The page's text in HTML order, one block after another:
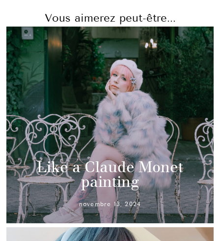
Vous aimerez peut-être...
Like a Claude Monet
painting
novembre 13, 2024